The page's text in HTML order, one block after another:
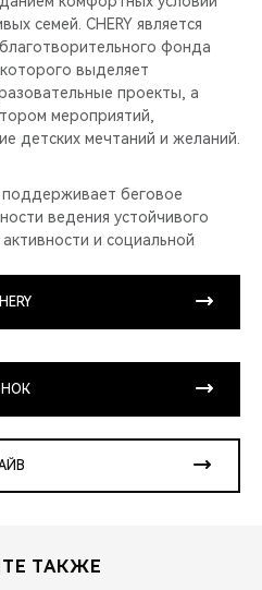
семей. CHERY является
фонда
выделяет
проекты, а
мероприятий,
детских мечтаний и желаний.
поддерживает беговое
ведения устойчивого
и социальной
ТАКЖЕ